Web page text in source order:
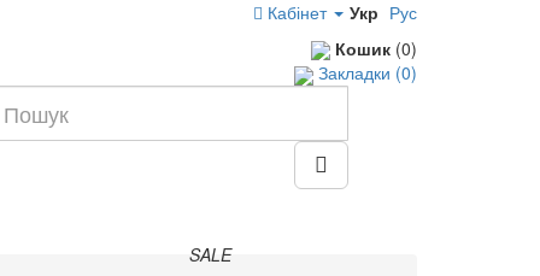
Укр Рус
Кабінет
Кошик (0)
Закладки (0)
SALE